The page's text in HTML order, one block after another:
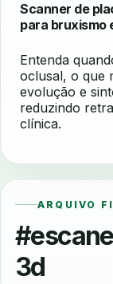
Scanner de
para bruxismo
Entenda
oclusal, o que
evolução e
reduzindo
clínica.
ARQUIVO
3d